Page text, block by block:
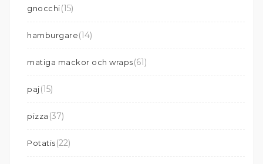
gnocchi(15)
hamburgare(14)
matiga mackor och wraps(61)
paj(15)
pizza (37)
Potatis(22)